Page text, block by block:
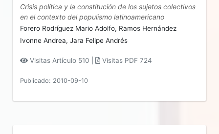
Crisis política y la constitución de los sujetos colectivos
en el contexto del populismo latinoamericano
Forero Rodríguez Mario Adolfo, Ramos Hernández
Ivonne Andrea,Jara Felipe Andrés
Visitas Artículo 510 | Visitas PDF 724
Publicado: 2010-09-10